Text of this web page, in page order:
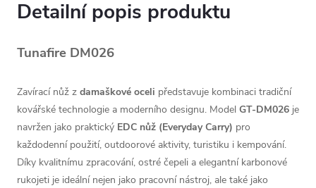
Detailní popis produktu
Tunafire DM026
Zavírací nůž z damaškové oceli představuje kombinaci tradiční
kovářské technologie a moderního designu. Model GT-DM026 je
navržen jako praktický EDC nůž (Everyday Carry) pro
každodenní použití, outdoorové aktivity, turistiku i kempování.
Díky kvalitnímu zpracování, ostré čepeli a elegantní karbonové
rukojeti je ideální nejen jako pracovní nástroj, ale také jako